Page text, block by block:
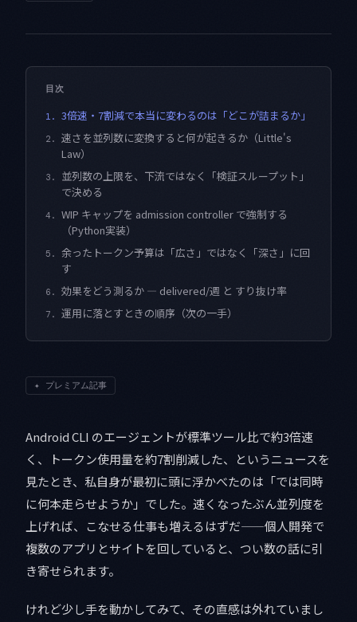
目次
1. 3倍速・7割減で本当に変わるのは「どこが詰まるか」
2.
速さを並列数に変換すると何が起きるか（Little's
Law）
3.
並列数の上限を、下流ではなく「検証スループット」
で決める
4.
WIP キャップを admission controller で強制する
（Python実装）
5.
余ったトークン予算は「広さ」ではなく「深さ」に回
す
6. 効果をどう測るか — delivered/週 と すり抜け率
7. 運用に落とすときの順序（次の一手）
✦ プレミアム記事
Android CLI のエージェントが標準ツール比で約3倍速
く、トークン使用量を約7割削減した、というニュースを
見たとき、私自身が最初に頭に浮かべたのは「では同時
に何本走らせようか」でした。速くなったぶん並列度を
上げれば、こなせる仕事も増えるはずだ——個人開発で
複数のアプリとサイトを回していると、つい数の話に引
き寄せられます。
けれど少し手を動かしてみて、その直感は外れていまし